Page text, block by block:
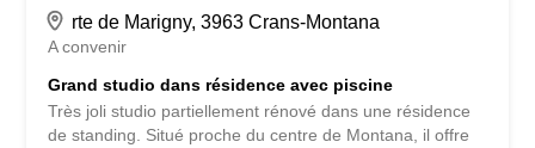
rte de Marigny, 3963 Crans-Montana
A convenir
Grand studio dans résidence avec piscine
Très joli studio partiellement rénové dans une résidence
de standing. Situé proche du centre de Montana, il offre